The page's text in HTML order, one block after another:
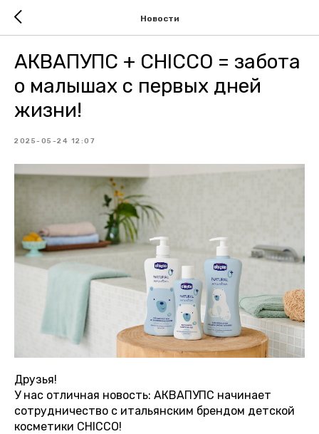
Новости
АКВАПУПС + CHICCO = забота
о малышах с первых дней
жизни!
2025-05-24 12:07
Друзья!
У нас отличная новость: АКВАПУПС начинает
сотрудничество с итальянским брендом детской
косметики CHICCO!